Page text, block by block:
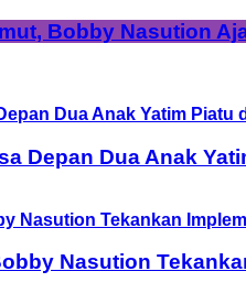
Bobby Nasution
Depan Dua Anak
Nasution